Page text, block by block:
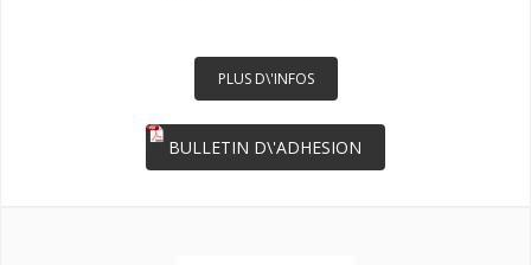
PLUS D\'INFOS
BULLETIN D\'ADHESION